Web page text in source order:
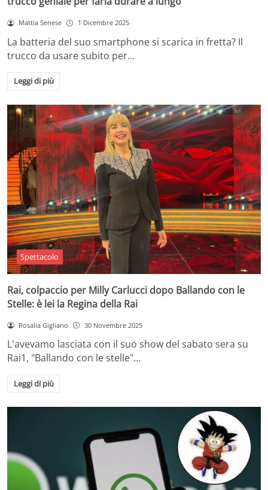
Mattia Senese 1 Dicembre 2025
La batteria del suo smartphone si scarica in fretta? Il
trucco da usare subito per…
Leggi di più
Spettacolo
Rai, colpaccio per Milly Carlucci dopo Ballando con le
Stelle: è lei la Regina della Rai
Rosalia Gigliano 30 Novembre 2025
L'avevamo lasciata con il suo show del sabato sera su
Rai1, "Ballando con le stelle"…
Leggi di più